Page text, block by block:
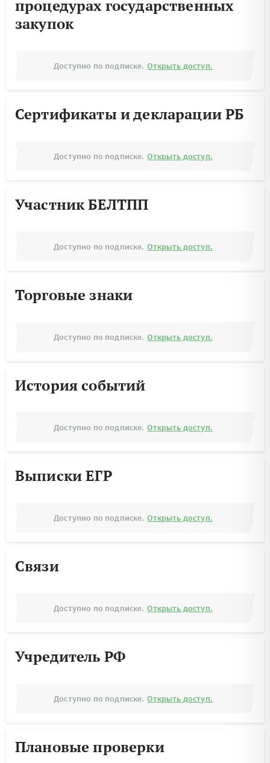
процедурах государственных
закупок
Доступно по подписке. Открыть доступ.
Сертификаты и декларации РБ
Доступно по подписке. Открыть доступ.
Участник БЕЛТПП
Доступно по подписке. Открыть доступ.
Торговые знаки
Доступно по подписке. Открыть доступ.
История событий
Доступно по подписке. Открыть доступ.
Выписки ЕГР
Доступно по подписке. Открыть доступ.
Связи
Доступно по подписке. Открыть доступ.
Учредитель РФ
Доступно по подписке. Открыть доступ.
Плановые проверки